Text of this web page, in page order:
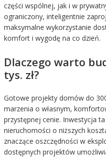
części wspólnej, jak i w
ograniczony, inteligentnie
maksymalne wykorzystanie
komfort i wygodę na co dzień.
Dlaczego warto
tys. zł?
Gotowe projekty domów do
marzenia o własnym,
przystępnej cenie. Inwestycja
nieruchomości o niższych
znaczące oszczędności w
dostępnych projektów